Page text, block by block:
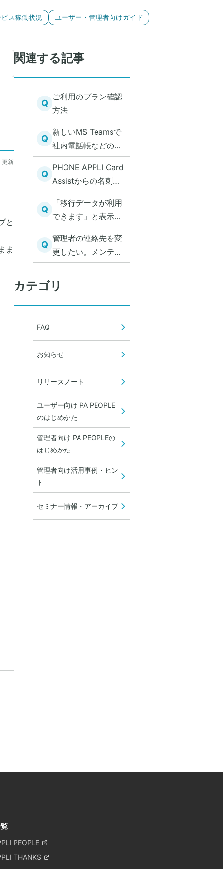
ス稼働状況 ユーザー・管理者向けガイド
更新
と
ま
関連する記事
Q
ご利用のプラン確認
方法
Q
新しいMS Teamsで
社内電話帳などの更
新ができない
Q
PHONE APPLI Card
Assistからの名刺画
像のアップロードが
失敗する
Q
「移行データが利用
できます」と表示さ
れた
Q
管理者の連絡先を変
更したい。メンテナ
ンス案内の送付先変
更
カテゴリ
FAQ
お知らせ
リリースノート
ユーザー向け PA PEOPLE
のはじめかた
管理者向け PA PEOPLEの
はじめかた
管理者向け活用事例・ヒン
ト
セミナー情報・アーカイブ
PEOPLE
THANKS